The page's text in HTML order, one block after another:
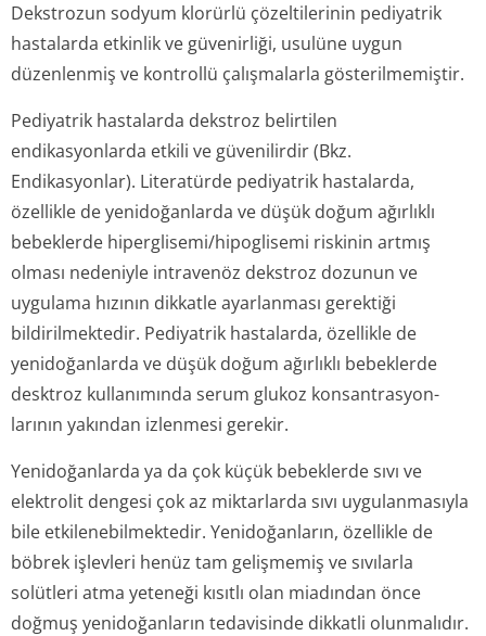
Dekstrozun sodyum klorürlü çözeltilerinin pediyatrik
hastalarda etkinlik ve güvenirliği, usulüne uygun
düzenlenmiş ve kontrollü çalışmalarla gösterilmemiştir.
Pediyatrik hastalarda dekstroz belirtilen
endikasyonlarda etkili ve güvenilirdir (Bkz.
Endikasyonlar). Literatürde pediyatrik hastalarda,
özellikle de yenidoğanlarda ve düşük doğum ağırlıklı
bebeklerde hiperglisemi/hi­poglisemi riskinin artmış
olması nedeniyle intravenöz dekstroz dozunun ve
uygulama hızının dikkatle ayarlanması gerektiği
bildirilmektedir. Pediyatrik hastalarda, özellikle de
yenidoğanlarda ve düşük doğum ağırlıklı bebeklerde
desktroz kullanımında serum glukoz konsantrasyon­
larının yakından izlenmesi gerekir.
Yenidoğanlarda ya da çok küçük bebeklerde sıvı ve
elektrolit dengesi çok az miktarlarda sıvı uygulanmasıyla
bile etkilenebilmek­tedir. Yenidoğanların, özellikle de
böbrek işlevleri henüz tam gelişmemiş ve sıvılarla
solütleri atma yeteneği kısıtlı olan miadından önce
doğmuş yenidoğanların tedavisinde dikkatli olunmalıdır.